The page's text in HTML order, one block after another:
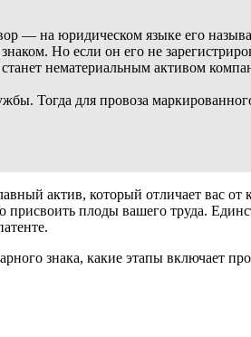
— на юридическом языке его
Но если он его не
нематериальным активом
Тогда для провоза
актив, который отличает вас
плоды вашего труда.
знака, какие этапы включает